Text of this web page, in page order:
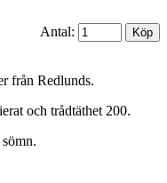
Antal:
från Redlunds.
och trådtäthet 200.